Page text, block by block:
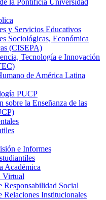
la Pontificia Universidad
y Servicios Educativos
Sociológicas, Económica
(CISEPA)
Tecnología e Innovación
de América Latina
PUCP
sobre la Enseñanza de las
e Informes
Académica
Virtual
Responsabilidad Social
Relaciones Institucionales